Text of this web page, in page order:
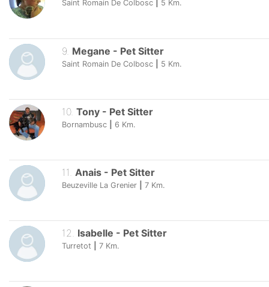
Saint Romain De Colbosc 5 Km.
9 Megane - Pet Sitter
Saint Romain De Colbosc 5 Km.
10. Tony - Pet Sitter
Bornambusc 6 Km.
11 Anais - Pet Sitter
Beuzeville La Grenier 7 Km.
12. Isabelle - Pet Sitter
Turretot 7 Km.